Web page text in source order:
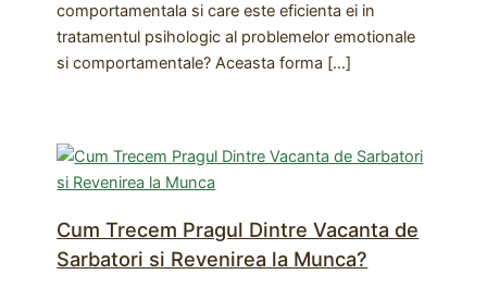
comportamentala si care este eficienta ei in
tratamentul psihologic al problemelor emotionale
si comportamentale? Aceasta forma […]
Cum Trecem Pragul Dintre Vacanta de
Sarbatori si Revenirea la Munca?